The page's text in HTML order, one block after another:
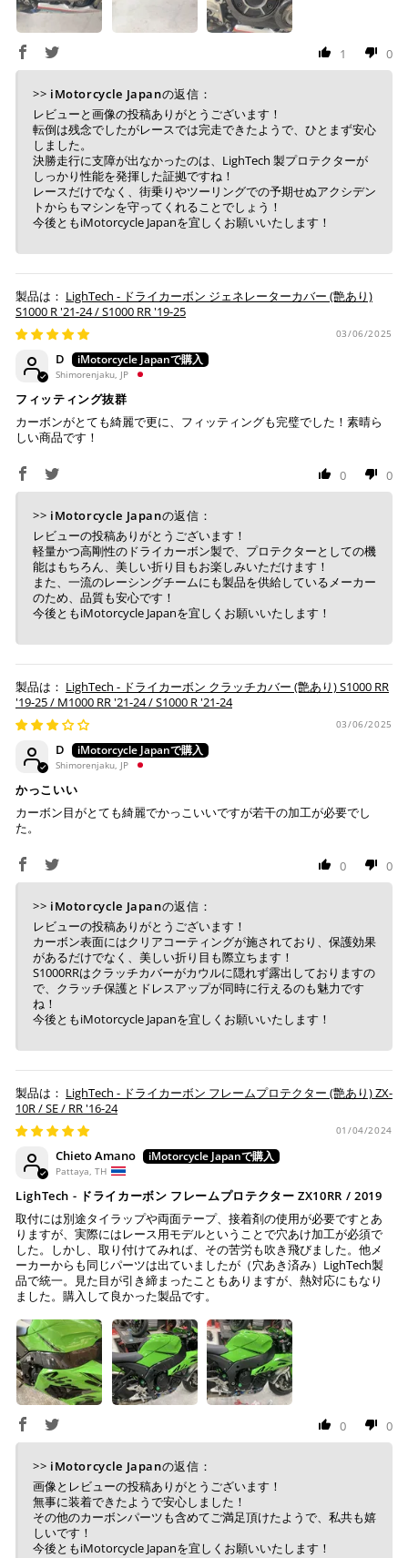
入金確認が取れ次第、商品を手配させて頂きます。
店内端末にて操作後、レジにてお支払いください。
※ 支払期限はご注文日より7日以内とさせて頂いてお
り、万が一過ぎてしまった場合は自動でご注文はキャン
セルとなります。
※ 税込300,000円以上のお買い物の際にはご利用頂けま
せん。
※ お支払いは現金のみとなります。
銀行振込(事前決済)
ご注文時に情報をお知らせ致しますので、指定の口座に
お振り込みください。
入金確認が取れ次第、商品を手配させて頂きます。
※ お支払期限はご注文日より7日以内とさせて頂いてお
り、万が一過ぎてしまった場合はご注文をキャンセルさ
せて頂きます。
※ 振込手数料はご負担ください。
1 0
>> iMotorcycle Japanの返信：
レビューと画像の投稿ありがとうございます！
転倒は残念でしたがレースでは完走できたようで、ひとまず安心
しました。
決勝走行に支障が出なかったのは、LighTech 製プロテクターが
しっかり性能を発揮した証拠ですね！
レースだけでなく、街乗りやツーリングでの予期せぬアクシデン
トからもマシンを守ってくれることでしょう！
今後ともiMotorcycle Japanを宜しくお願いいたします！
LighTech - ドライカーボン ジェネレーターカバー (艶あり)
S1000 R '21-24 / S1000 RR '19-25
03/06/2025
D
Shimorenjaku, JP
フィッティング抜群
カーボンがとても綺麗で更に、フィッティングも完璧でした！素晴ら
しい商品です！
0 0
>> iMotorcycle Japanの返信：
レビューの投稿ありがとうございます！
軽量かつ高剛性のドライカーボン製で、プロテクターとしての機
能はもちろん、美しい折り目もお楽しみいただけます！
また、一流のレーシングチームにも製品を供給しているメーカー
のため、品質も安心です！
今後ともiMotorcycle Japanを宜しくお願いいたします！
LighTech - ドライカーボン クラッチカバー (艶あり) S1000 RR
'19-25 / M1000 RR '21-24 / S1000 R '21-24
03/06/2025
D
Shimorenjaku, JP
かっこいい
カーボン目がとても綺麗でかっこいいですが若干の加工が必要でし
た。
0 0
>> iMotorcycle Japanの返信：
レビューの投稿ありがとうございます！
カーボン表面にはクリアコーティングが施されており、保護効果
があるだけでなく、美しい折り目も際立ちます！
S1000RRはクラッチカバーがカウルに隠れず露出しておりますの
で、クラッチ保護とドレスアップが同時に行えるのも魅力です
ね！
今後ともiMotorcycle Japanを宜しくお願いいたします！
LighTech - ドライカーボン フレームプロテクター (艶あり) ZX-
10R / SE / RR '16-24
01/04/2024
Chieto Amano
Pattaya, TH
LighTech - ドライカーボン フレームプロテクター ZX10RR / 2019
取付には別途タイラップや両面テープ、接着剤の使用が必要ですとあ
りますが、実際にはレース用モデルということで穴あけ加工が必須で
した。しかし、取り付けてみれば、その苦労も吹き飛びました。他メ
ーカーからも同じパーツは出ていましたが（穴あき済み）LighTech製
品で統一。見た目が引き締まったこともありますが、熱対応にもなり
ました。購入して良かった製品です。
0 0
>> iMotorcycle Japanの返信：
画像とレビューの投稿ありがとうございます！
無事に装着できたようで安心しました！
その他のカーボンパーツも含めてご満足頂けたようで、私共も嬉
しいです！
今後ともiMotorcycle Japanを宜しくお願いいたします！